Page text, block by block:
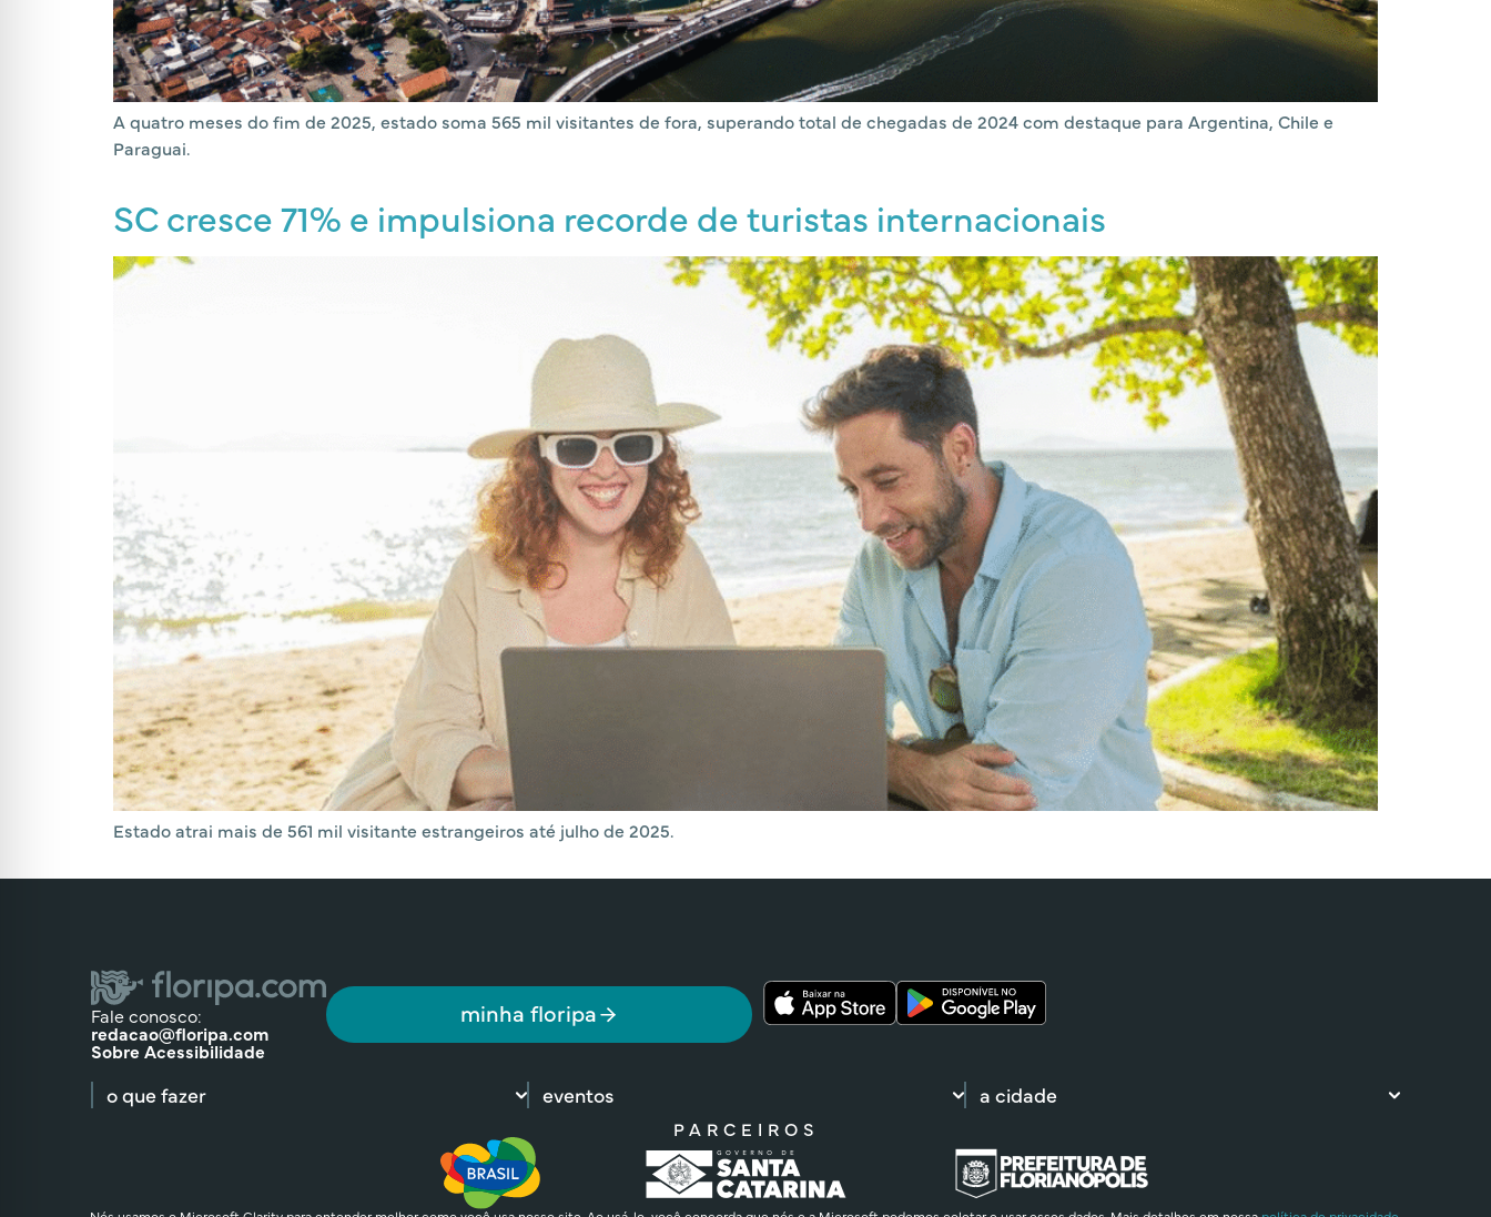
A quatro meses do fim de 2025, estado soma 565 mil visitantes de fora, superando total de chegadas de 2024 com destaque para Argentina, Chile e
Paraguai.
SC cresce 71% e impulsiona recorde de turistas internacionais
Estado atrai mais de 561 mil visitante estrangeiros até julho de 2025.
Fale conosco:
redacao@floripa.com
Sobre Acessibilidade
minha floripa
o que fazer eventos a cidade
PARCEIROS